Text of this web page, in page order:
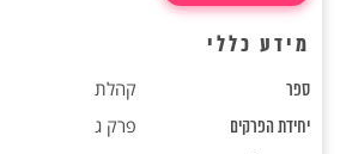
מידע כללי
ספר קהלת
יחידת הפרקים פרק ג